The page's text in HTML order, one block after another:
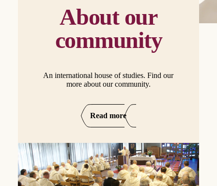
About our
community
An international house of studies. Find our
more about our community.
Read more